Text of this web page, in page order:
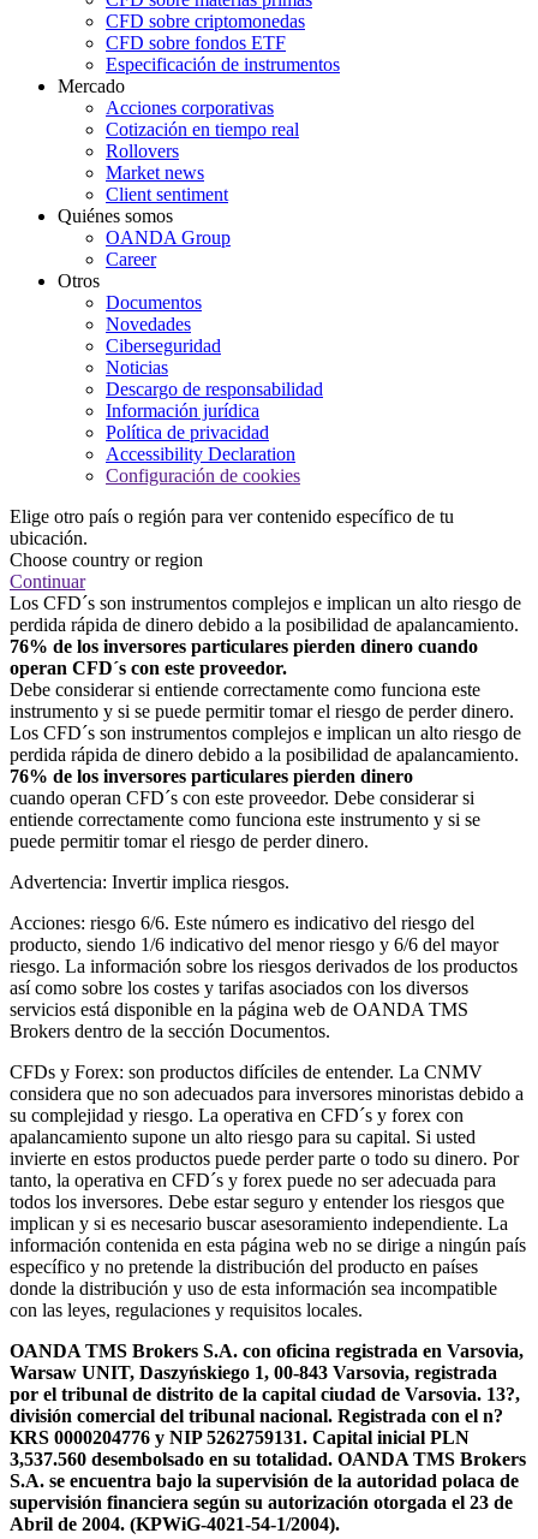
CFD sobre criptomonedas
CFD sobre fondos ETF
Especificación de instrumentos
Mercado
Acciones corporativas
Cotización en tiempo real
Rollovers
Market news
Client sentiment
Quiénes somos
OANDA Group
Career
Otros
Documentos
Novedades
Ciberseguridad
Noticias
Descargo de responsabilidad
Información jurídica
Política de privacidad
Accessibility Declaration
Configuración de cookies
Elige otro país o región para ver contenido específico de tu
ubicación.
Choose country or region
Continuar
Los CFD´s son instrumentos complejos e implican un alto riesgo de
perdida rápida de dinero debido a la posibilidad de apalancamiento.
76% de los inversores particulares pierden dinero cuando
operan CFD´s con este proveedor.
Debe considerar si entiende correctamente como funciona este
instrumento y si se puede permitir tomar el riesgo de perder dinero.
Los CFD´s son instrumentos complejos e implican un alto riesgo de
perdida rápida de dinero debido a la posibilidad de apalancamiento.
76% de los inversores particulares pierden dinero
cuando operan CFD´s con este proveedor. Debe considerar si
entiende correctamente como funciona este instrumento y si se
puede permitir tomar el riesgo de perder dinero.
Advertencia: Invertir implica riesgos.
Acciones: riesgo 6/6. Este número es indicativo del riesgo del
producto, siendo 1/6 indicativo del menor riesgo y 6/6 del mayor
riesgo. La información sobre los riesgos derivados de los productos
así como sobre los costes y tarifas asociados con los diversos
servicios está disponible en la página web de OANDA TMS
Brokers dentro de la sección Documentos.
CFDs y Forex: son productos difíciles de entender. La CNMV
considera que no son adecuados para inversores minoristas debido a
su complejidad y riesgo. La operativa en CFD´s y forex con
apalancamiento supone un alto riesgo para su capital. Si usted
invierte en estos productos puede perder parte o todo su dinero. Por
tanto, la operativa en CFD´s y forex puede no ser adecuada para
todos los inversores. Debe estar seguro y entender los riesgos que
implican y si es necesario buscar asesoramiento independiente. La
información contenida en esta página web no se dirige a ningún país
específico y no pretende la distribución del producto en países
donde la distribución y uso de esta información sea incompatible
con las leyes, regulaciones y requisitos locales.
OANDA TMS Brokers S.A. con oficina registrada en Varsovia,
Warsaw UNIT, Daszyńskiego 1, 00-843 Varsovia, registrada
por el tribunal de distrito de la capital ciudad de Varsovia. 13?,
división comercial del tribunal nacional. Registrada con el n?
KRS 0000204776 y NIP 5262759131. Capital inicial PLN
3,537.560 desembolsado en su totalidad. OANDA TMS Brokers
S.A. se encuentra bajo la supervisión de la autoridad polaca de
supervisión financiera según su autorización otorgada el 23 de
Abril de 2004. (KPWiG-4021-54-1/2004).